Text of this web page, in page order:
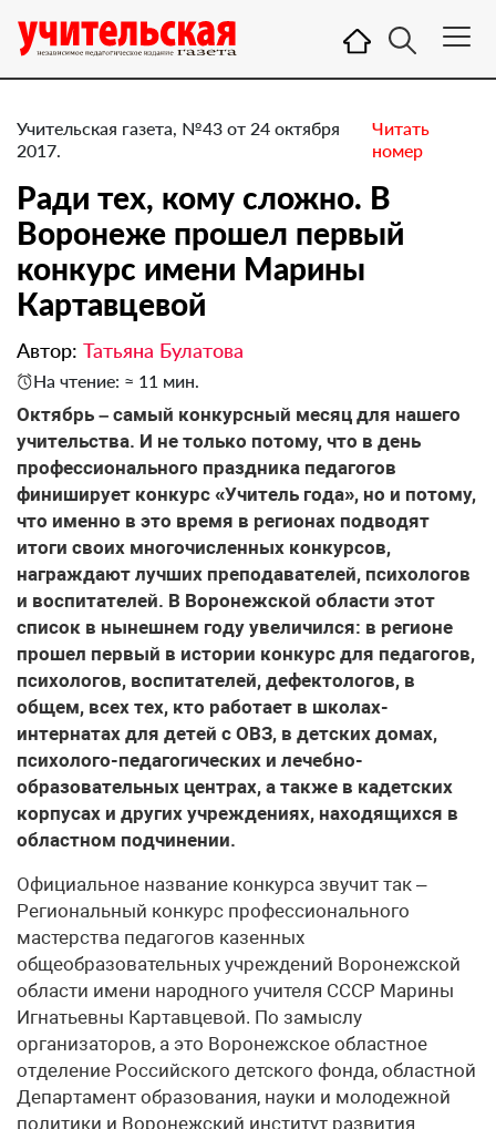
Учительская газета, №43 от 24 октября
2017.
Читать
номер
Ради тех, кому сложно. В
Воронеже прошел первый
конкурс имени Марины
Картавцевой
Автор: Татьяна Булатова
На чтение: ≈ 11 мин.
Октябрь – самый конкурсный месяц для нашего
учительства. И не только потому, что в день
профессионального праздника педагогов
финиширует конкурс «Учитель года», но и потому,
что именно в это время в регионах подводят
итоги своих многочисленных конкурсов,
награждают лучших преподавателей, психологов
и воспитателей. В Воронежской области этот
список в нынешнем году увеличился: в регионе
прошел первый в истории конкурс для педагогов,
психологов, воспитателей, дефектологов, в
общем, всех тех, кто работает в школах-
интернатах для детей с ОВЗ, в детских домах,
психолого-педагогических и лечебно-
образовательных центрах, а также в кадетских
корпусах и других учреждениях, находящихся в
областном подчинении.
Официальное название конкурса звучит так –
Региональный конкурс профессионального
мастерства педагогов казенных
общеобразовательных учреждений Воронежской
области имени народного учителя СССР Марины
Игнатьевны Картавцевой. По замыслу
организаторов, а это Воронежское областное
отделение Российского детского фонда, областной
Департамент образования, науки и молодежной
политики и Воронежский институт развития